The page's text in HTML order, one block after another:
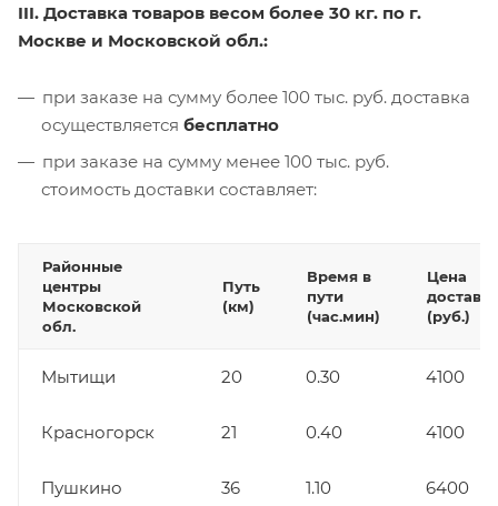
III. Доставка товаров весом более 30 кг. по г.
Москве и Московской обл.:
при заказе на сумму более 100 тыс. руб. доставка
осуществляется бесплатно
при заказе на сумму менее 100 тыс. руб.
стоимость доставки составляет:
Районные
центры
Московской
обл.
Путь
(км)
Время в
пути
(час.мин)
Цена
(руб.)
Мытищи 20 0.30 4100
Красногорск 21 0.40 4100
Пушкино 36 1.10 6400